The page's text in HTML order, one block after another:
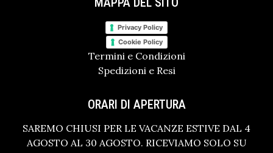
Privacy Policy
Cookie Policy
Termini e Condizioni
Spedizioni e Resi
ORARI DI APERTURA
SAREMO CHIUSI PER LE VACANZE ESTIVE DAL 4
AGOSTO AL 30 AGOSTO. RICEVIAMO SOLO SU